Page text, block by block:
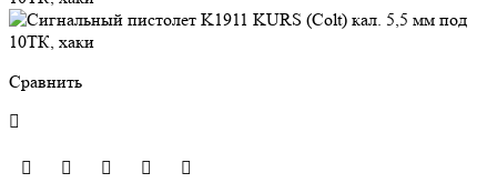
Сравнить